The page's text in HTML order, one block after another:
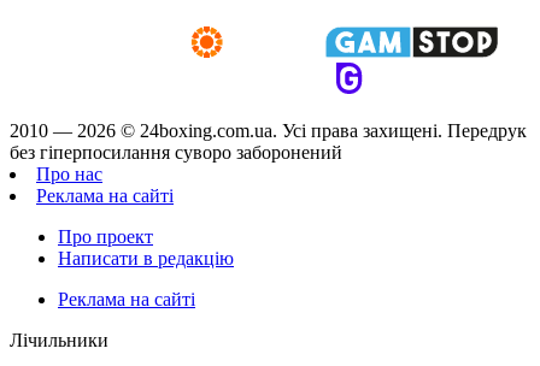
2010 — 2026 © 24boxing.com.ua. Усi права захищенi. Передрук
без гіперпосилання суворо заборонений
Про нас
Реклама на сайті
Про проект
Написати в редакцію
Реклама на сайті
Лічильники